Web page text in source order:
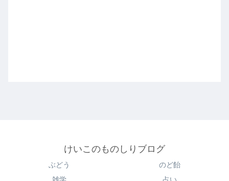
けいこのものしりブログ
ぶどう
のど飴